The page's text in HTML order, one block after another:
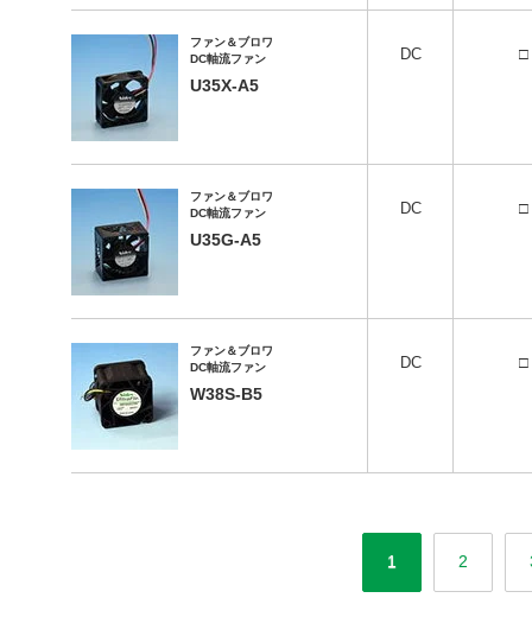
ファン＆ブロワ
DC軸流ファン
U35X-A5
DC □
ファン＆ブロワ
DC軸流ファン
U35G-A5
DC □
ファン＆ブロワ
DC軸流ファン
W38S-B5
DC □
1 2